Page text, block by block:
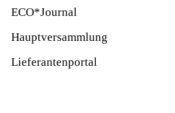
ECO*Journal
Hauptversammlung
Lieferantenportal